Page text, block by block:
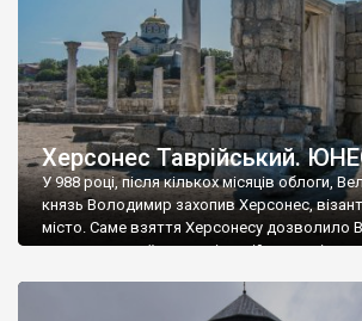
Херсонес Таврійський.
У 988 році, після кількох місяців облоги,
князь Володимир захопив Херсонес,
місто. Саме взяття Херсонесу дозволило
диктувати свої умови візантійському
Херсонесі Володимир-язичник, став